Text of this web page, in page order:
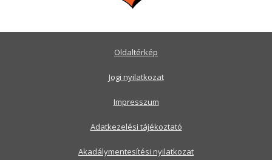
Oldaltérkép
Jogi nyilatkozat
Impresszum
Adatkezelési tájékoztató
Akadálymentesítési nyilatkozat